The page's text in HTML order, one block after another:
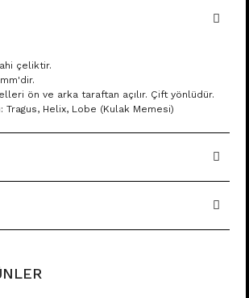
çeliktir.
ön ve arka taraftan açılır. Çift yönlüdür.
Tragus, Helix, Lobe (Kulak Memesi)